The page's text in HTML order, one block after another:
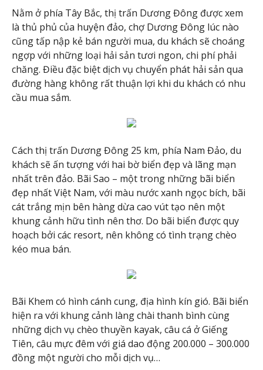
Nằm ở phía Tây Bắc, thị trấn Dương Đông được xem
là thủ phủ của huyện đảo, chợ Dương Đông lúc nào
cũng tấp nập kẻ bán người mua, du khách sẽ choáng
ngợp với những loại hải sản tươi ngon, chi phí phải
chăng. Điều đặc biệt dịch vụ chuyển phát hải sản qua
đường hàng không rất thuận lợi khi du khách có nhu
cầu mua sắm.
Cách thị trấn Dương Đông 25 km, phía Nam Đảo, du
khách sẽ ấn tượng với hai bờ biển đẹp và lãng mạn
nhất trên đảo. Bãi Sao – một trong những bãi biển
đẹp nhất Việt Nam, với màu nước xanh ngọc bích, bãi
cát trắng mịn bên hàng dừa cao vút tạo nên một
khung cảnh hữu tình nên thơ. Do bãi biển được quy
hoạch bởi các resort, nên không có tình trạng chèo
kéo mua bán.
Bãi Khem có hình cánh cung, địa hình kín gió. Bãi biển
hiện ra với khung cảnh làng chài thanh bình cùng
những dịch vụ chèo thuyền kayak, câu cá ở Giếng
Tiên, câu mực đêm với giá dao động 200.000 – 300.000
đồng một người cho mỗi dịch vụ…